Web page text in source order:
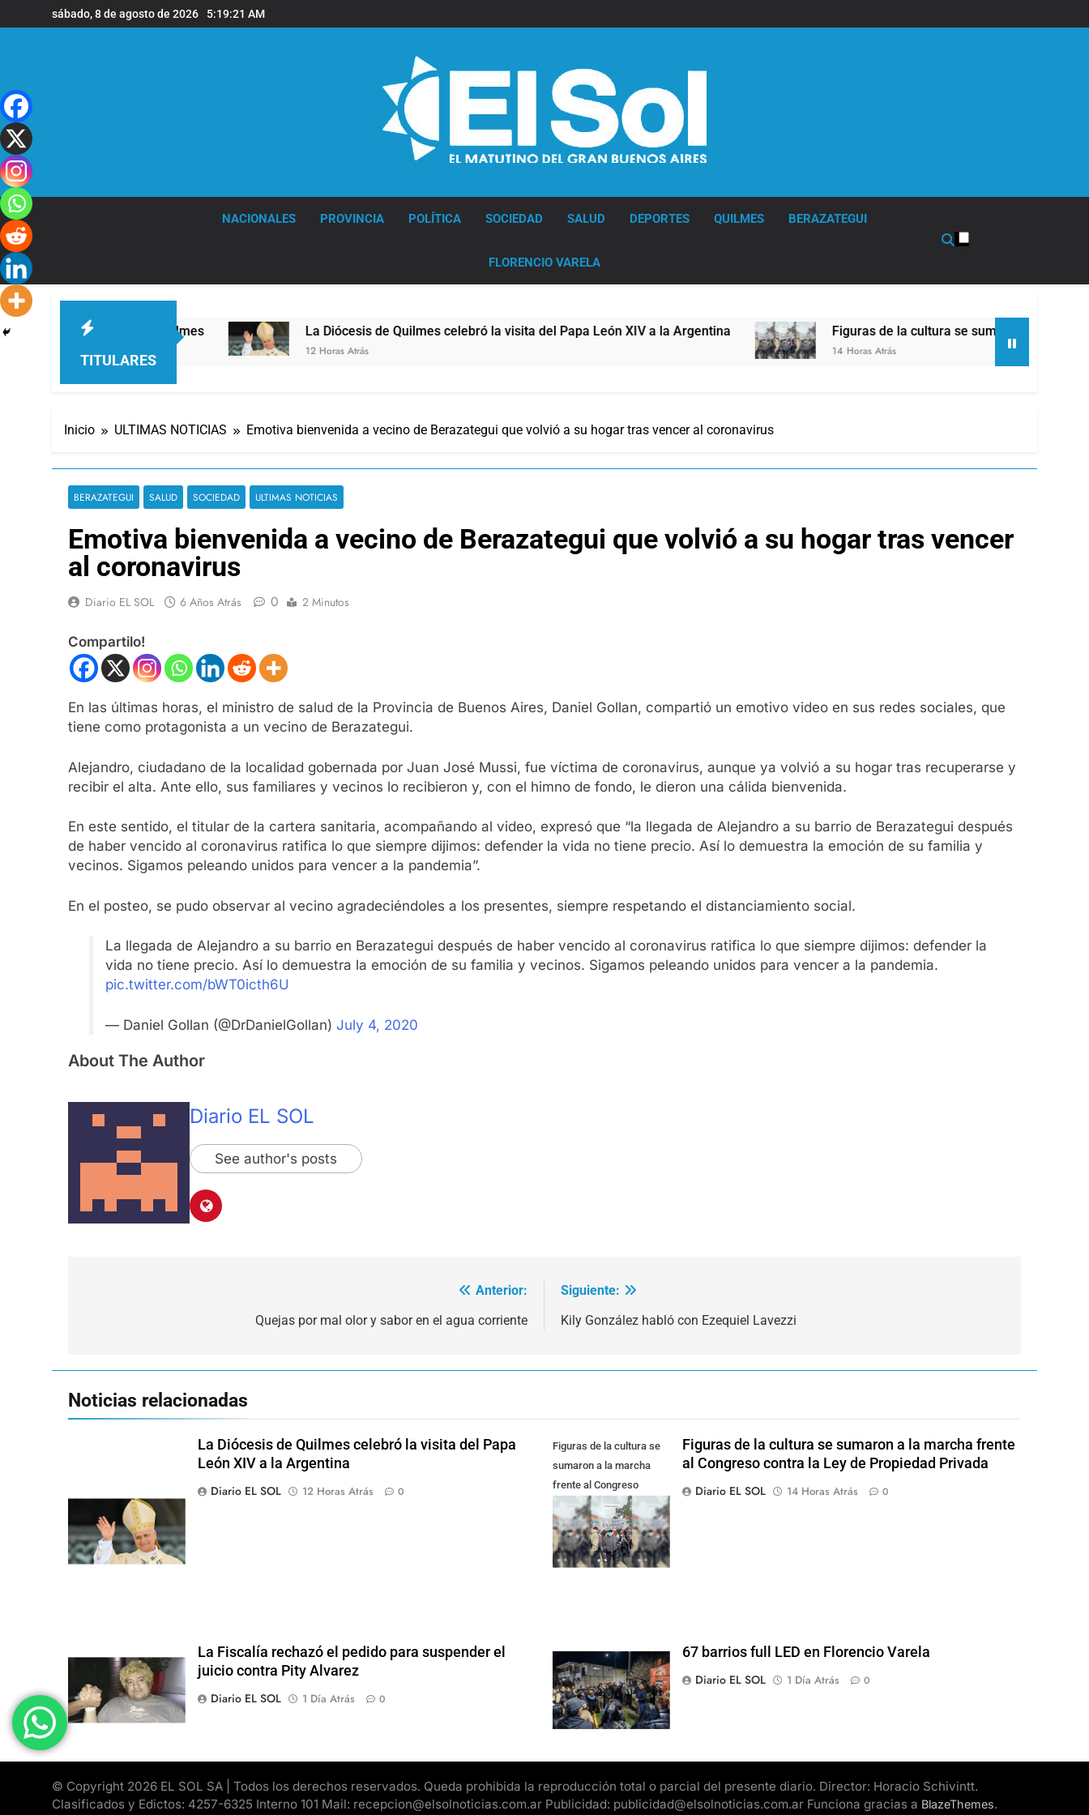
al
sábado, 8 de agosto de 2026 5:19:22 AM
NACIONALES PROVINCIA POLÍTICA SOCIEDAD SALUD DEPORTES QUILMES BERAZATEGUI
FLORENCIO VARELA
TITULARES
en la sede de Quilmes La Diócesis de Quilmes celebró la visita del Papa León XIV a la Argentina
12 Horas Atrás
Figuras de la cultura se sumaron a la marcha
14 Horas Atrás
Inicio ULTIMAS NOTICIAS Emotiva bienvenida a vecino de Berazategui que volvió a su hogar tras vencer al coronavirus
BERAZATEGUI SALUD SOCIEDAD ULTIMAS NOTICIAS
Emotiva bienvenida a vecino de Berazategui que volvió a su hogar tras vencer
al coronavirus
Diario EL SOL 6 Años Atrás 0 2 Minutos
Compartilo!
En las últimas horas, el ministro de salud de la Provincia de Buenos Aires, Daniel Gollan, compartió un emotivo video en sus redes sociales, que
tiene como protagonista a un vecino de Berazategui.
Alejandro, ciudadano de la localidad gobernada por Juan José Mussi, fue víctima de coronavirus, aunque ya volvió a su hogar tras recuperarse y
recibir el alta. Ante ello, sus familiares y vecinos lo recibieron y, con el himno de fondo, le dieron una cálida bienvenida.
En este sentido, el titular de la cartera sanitaria, acompañando al video, expresó que “la llegada de Alejandro a su barrio de Berazategui después
de haber vencido al coronavirus ratifica lo que siempre dijimos: defender la vida no tiene precio. Así lo demuestra la emoción de su familia y
vecinos. Sigamos peleando unidos para vencer a la pandemia”.
En el posteo, se pudo observar al vecino agradeciéndoles a los presentes, siempre respetando el distanciamiento social.
La llegada de Alejandro a su barrio en Berazategui después de haber vencido al coronavirus ratifica lo que siempre dijimos: defender la
vida no tiene precio. Así lo demuestra la emoción de su familia y vecinos. Sigamos peleando unidos para vencer a la pandemia.
pic.twitter.com/bWT0icth6U
— Daniel Gollan (@DrDanielGollan) July 4, 2020
About The Author
Diario EL SOL
See author's posts
Anterior:
Quejas por mal olor y sabor en el agua corriente
Siguiente:
Kily González habló con Ezequiel Lavezzi
Noticias relacionadas
La Diócesis de Quilmes celebró la visita del Papa
León XIV a la Argentina
Diario EL SOL
12 Horas Atrás 0
Figuras de la cultura se
sumaron a la marcha
frente al Congreso
contra la Ley de
Propiedad Privada
Figuras de la cultura se sumaron a la marcha frente
al Congreso contra la Ley de Propiedad Privada
Diario EL SOL
14 Horas Atrás 0
La Fiscalía rechazó el pedido para suspender el
juicio contra Pity Alvarez
Diario EL SOL
1 Día Atrás 0
67 barrios full LED en Florencio Varela
Diario EL SOL
1 Día Atrás 0
© Copyright 2026 EL SOL SA | Todos los derechos reservados. Queda prohibida la reproducción total o parcial del presente diario. Director: Horacio Schivintt.
Clasificados y Edictos: 4257-6325 Interno 101 Mail: recepcion@elsolnoticias.com.ar Publicidad: publicidad@elsolnoticias.com.ar Funciona gracias a BlazeThemes.